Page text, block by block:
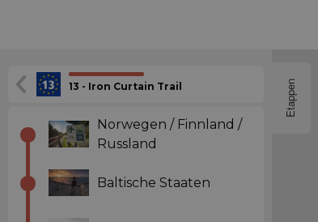
13 - Iron Curtain Trail
Norwegen / Finnland /
Russland
Baltische Staaten
Etappen